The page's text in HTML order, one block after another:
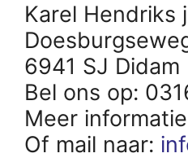
Karel Hendriks
6941 SJ Didam
Bel ons op:
Meer
Of mail naar: